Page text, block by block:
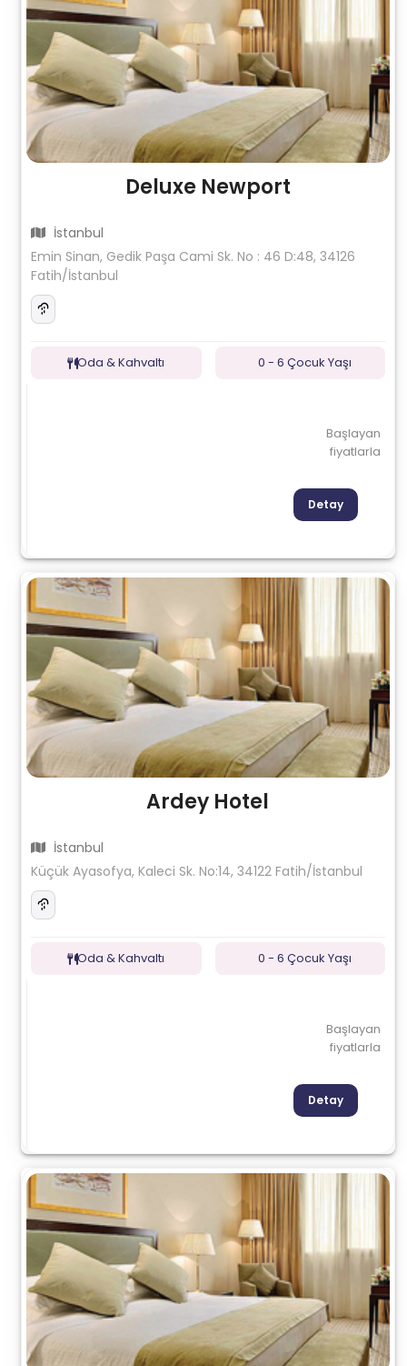
Deluxe Newport
İstanbul
Emin Sinan, Gedik Paşa Cami Sk. No : 46 D:48, 34126
Fatih/İstanbul
Oda & Kahvaltı 0 - 6 Çocuk Yaşı
Başlayan
fiyatlarla
Detay
Ardey Hotel
İstanbul
Küçük Ayasofya, Kaleci Sk. No:14, 34122 Fatih/İstanbul
Oda & Kahvaltı 0 - 6 Çocuk Yaşı
Başlayan
fiyatlarla
Detay